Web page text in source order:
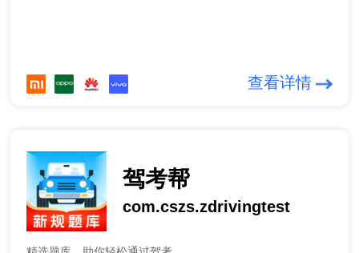
查看详情
驾考帮
com.cszs.zdrivingtest